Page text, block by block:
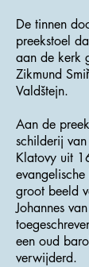
De tinnen
preekstoel
aan de kerk
Zikmund
Valdštejn.
Aan de
schilderij
Klatovy uit
groot beeld
Johannes
een oud
verwijderd.